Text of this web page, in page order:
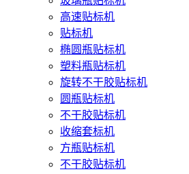
高速贴标机
贴标机
椭圆瓶贴标机
塑料瓶贴标机
旋转不干胶贴标机
圆瓶贴标机
不干胶贴标机
收缩套标机
方瓶贴标机
不干胶贴标机